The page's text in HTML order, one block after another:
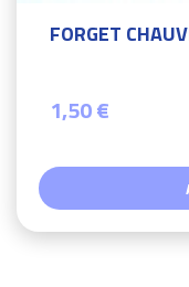
FORGET
1,50 €